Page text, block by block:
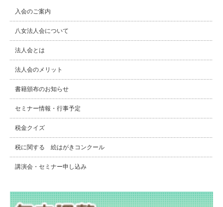
入会のご案内
八女法人会について
法人会とは
法人会のメリット
書籍頒布のお知らせ
セミナー情報・行事予定
税金クイズ
税に関する 絵はがきコンクール
講演会・セミナー申し込み